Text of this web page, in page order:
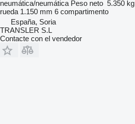
neumática/neumática Peso neto 5.350 kg
rueda 1.150 mm 6 compartimento
España, Soria
TRANSLER S.L
Contacte con el vendedor